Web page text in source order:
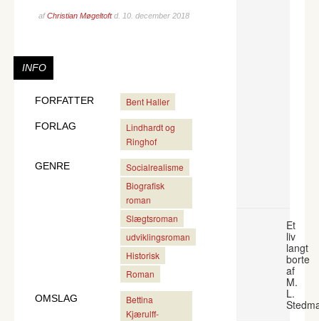
afChristian Møgeltoftd. 10. december 2018
INFO
FORFATTER Bent Haller
FORLAG
Lindhardt og
Ringhof
GENRE
Socialrealisme
Biografisk
roman
Slægtsroman
udviklingsroman
Historisk
Roman
OMSLAG
Bettina
Kjærulff-
Et
liv
langt
borte
af
M.
L.